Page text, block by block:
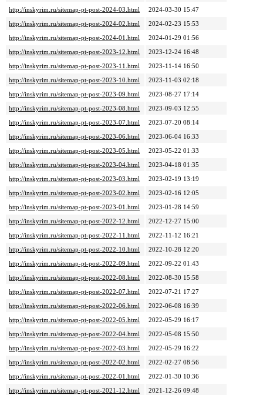
http://inskyrim.ru/sitemap-pt-post-2024-03.html
2024-03-30 15:47
http://inskyrim.ru/sitemap-pt-post-2024-02.html
2024-02-23 15:53
http://inskyrim.ru/sitemap-pt-post-2024-01.html
2024-01-29 01:56
http://inskyrim.ru/sitemap-pt-post-2023-12.html
2023-12-24 16:48
http://inskyrim.ru/sitemap-pt-post-2023-11.html
2023-11-14 16:50
http://inskyrim.ru/sitemap-pt-post-2023-10.html
2023-11-03 02:18
http://inskyrim.ru/sitemap-pt-post-2023-09.html
2023-08-27 17:14
http://inskyrim.ru/sitemap-pt-post-2023-08.html
2023-09-03 12:55
http://inskyrim.ru/sitemap-pt-post-2023-07.html
2023-07-20 08:14
http://inskyrim.ru/sitemap-pt-post-2023-06.html
2023-06-04 16:33
http://inskyrim.ru/sitemap-pt-post-2023-05.html
2023-05-22 01:33
http://inskyrim.ru/sitemap-pt-post-2023-04.html
2023-04-18 01:35
http://inskyrim.ru/sitemap-pt-post-2023-03.html
2023-02-19 13:19
http://inskyrim.ru/sitemap-pt-post-2023-02.html
2023-02-16 12:05
http://inskyrim.ru/sitemap-pt-post-2023-01.html
2023-01-28 14:59
http://inskyrim.ru/sitemap-pt-post-2022-12.html
2022-12-27 15:00
http://inskyrim.ru/sitemap-pt-post-2022-11.html
2022-11-12 16:21
http://inskyrim.ru/sitemap-pt-post-2022-10.html
2022-10-28 12:20
http://inskyrim.ru/sitemap-pt-post-2022-09.html
2022-09-22 01:43
http://inskyrim.ru/sitemap-pt-post-2022-08.html
2022-08-30 15:58
http://inskyrim.ru/sitemap-pt-post-2022-07.html
2022-07-21 17:27
http://inskyrim.ru/sitemap-pt-post-2022-06.html
2022-06-08 16:39
http://inskyrim.ru/sitemap-pt-post-2022-05.html
2022-05-29 16:17
http://inskyrim.ru/sitemap-pt-post-2022-04.html
2022-05-08 15:50
http://inskyrim.ru/sitemap-pt-post-2022-03.html
2022-05-29 16:22
http://inskyrim.ru/sitemap-pt-post-2022-02.html
2022-02-27 08:56
http://inskyrim.ru/sitemap-pt-post-2022-01.html
2022-01-30 10:36
http://inskyrim.ru/sitemap-pt-post-2021-12.html
2021-12-26 09:48